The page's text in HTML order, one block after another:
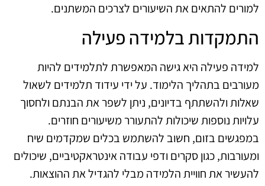
למורים להתאים את השיעורים לצרכים המשתנים.
התמקדות בלמידה פעילה
למידה פעילה היא גישה המאפשרת לתלמידים להיות
מעורבים בתהליך הלימוד. על ידי עידוד תלמידים לשאול
שאלות ולהשתתף בדיונים, ניתן לשפר את הבנתם ולחסוך
עלויות נוספות שיכולות להתעורר משיעורים חוזרים.
במפגשים בזום, חשוב להשתמש בכלים שמקדמים שיח
ומעורבות, כגון סקרים ודפי עבודה אינטראקטיביים, שיכולים
להעשיר את חוויית הלמידה מבלי להגדיל את ההוצאות.